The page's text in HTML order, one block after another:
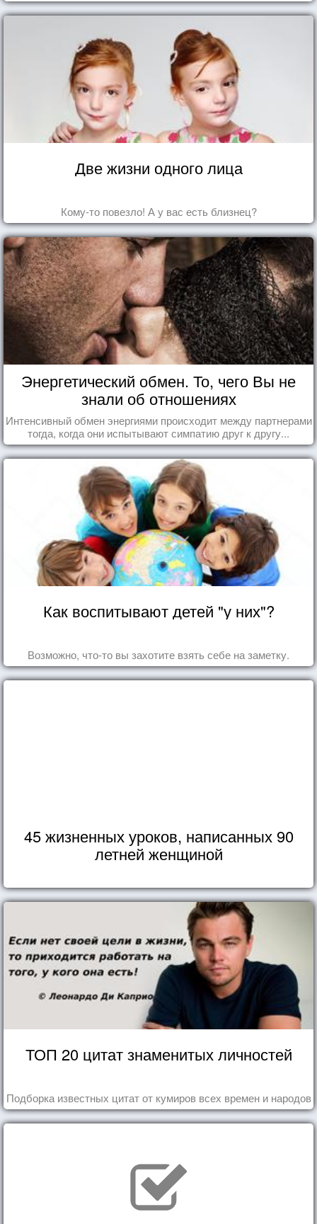
Две жизни одного лица
Кому-то повезло! А у вас есть близнец?
Энергетический обмен. То, чего Вы не
знали об отношениях
Интенсивный обмен энергиями происходит между партнерами
тогда, когда они испытывают симпатию друг к другу...
Как воспитывают детей "у них"?
Возможно, что-то вы захотите взять себе на заметку.
45 жизненных уроков, написанных 90
летней женщиной
ТОП 20 цитат знаменитых личностей
Подборка известных цитат от кумиров всех времен и народов